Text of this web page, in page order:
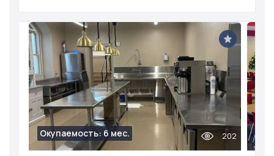
Окупаемость: 6 мес. 202